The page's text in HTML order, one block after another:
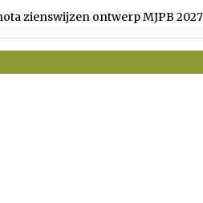
zienswijzen ontwerp MJPB